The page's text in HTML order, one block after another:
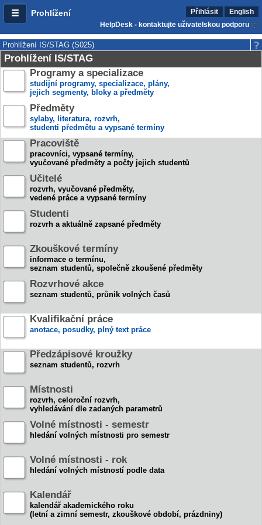
Prohlížení Přihlásit
English
HelpDesk - kontaktujte uživatelskou podporu
Prohlížení IS/STAG (S025)
Prohlížení IS/STAG
Programy a specializace
studijní programy, specializace, plány,
jejich segmenty, bloky a předměty
Předměty
sylaby, literatura, rozvrh,
studenti předmětu a vypsané termíny
Pracoviště
pracovníci, vypsané termíny,
vyučované předměty a počty jejich studentů
Učitelé
rozvrh, vyučované předměty,
vedené práce a vypsané termíny
Studenti
rozvrh a aktuálně zapsané předměty
Zkouškové termíny
informace o termínu,
seznam studentů, společně zkoušené předměty
Rozvrhové akce
seznam studentů, průnik volných časů
Kvalifikační práce
anotace, posudky, plný text práce
Předzápisové kroužky
seznam studentů, rozvrh
Místnosti
rozvrh, celoroční rozvrh,
vyhledávání dle zadaných parametrů
Volné místnosti - semestr
hledání volných místnosti pro semestr
Volné místnosti - rok
hledání volných místností podle data
Kalendář
kalendář akademického roku
(letní a zimní semestr, zkouškové období, prázdniny)